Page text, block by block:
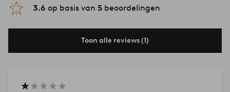
3.6 op basis van 5 beoordelingen
Toon alle reviews (1)